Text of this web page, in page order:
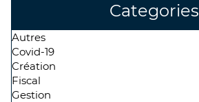
Categories
Autres
Covid-19
Création
Fiscal
Gestion